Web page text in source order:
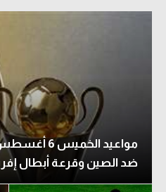
ضد الصين وقرعة أبطال